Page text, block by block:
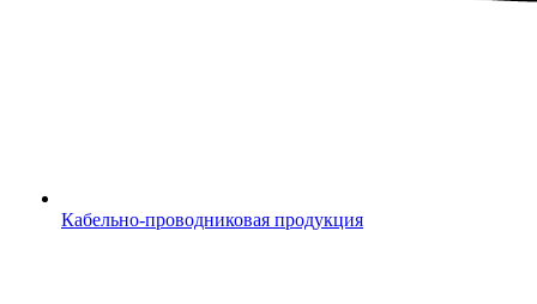
Кабельно-проводниковая продукция